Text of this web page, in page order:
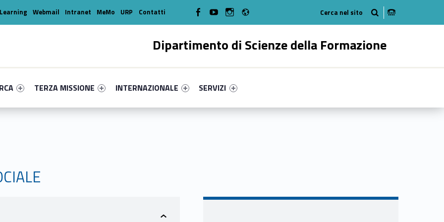
Dipartimento di Scienze della Formazione
TERZA MISSIONE
INTERNAZIONALE
SERVIZI
Webmail Intranet MeMo URP Contatti WebMan on FacebookWebMan on YoutubeWebMan on Instagram